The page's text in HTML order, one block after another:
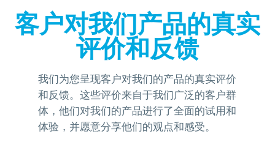
客户推荐信
国际品牌三轴点胶机选择施诺斯配套
白色膏体材料脱泡实验
离心脱泡机的工作原理及作用
离心脱泡机
离心脱泡机SIE-VH350（针筒/搅拌罐脱泡）
工业大容量离心脱泡机SIE-VH960
实验室/科研机构小型静音离心除泡设备 SIE-C012
脱泡搅拌机
真空脱泡搅拌机SIE‑MIX1000plus
行星式脱泡机SIE‑MIX60 公转自转真空脱泡搅拌机
大容量真空脱泡搅拌机SIE‑MIX2000
MORE+
高速乳化均质机 实验室高速搅拌分散机
实验室均质机 SIE‑MIX60 非介入式材料均质机
多工位球磨混料机 实验室球磨机
加压/真空脱泡机
真空脱泡机SIE-ZK300,适用于大多数胶水、油墨
电池浆料搅拌机
解决方案
医药/化工/新材料
胶水材料
医药凝胶材料搅拌脱泡解决方案
消费电子
银浆材料
胶水材料
胶粘剂行业
膏体材料
半导体/封装行业
服务支持
寄样测试
寄送样品进行工艺实验
实验室租借
专业实验室租借服务
新闻资讯
新闻资讯
实验室新闻
揭秘真空脱泡机如何进行胶水脱泡
联系我们020-87548184
客户对我们产品的真实
评价和反馈
我们为您呈现客户对我们的产品的真实评价
和反馈。这些评价来自于我们广泛的客户群
体，他们对我们的产品进行了全面的试用和
体验，并愿意分享他们的观点和感受。